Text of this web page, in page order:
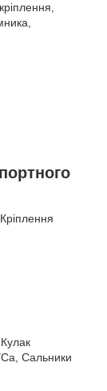
Сальники